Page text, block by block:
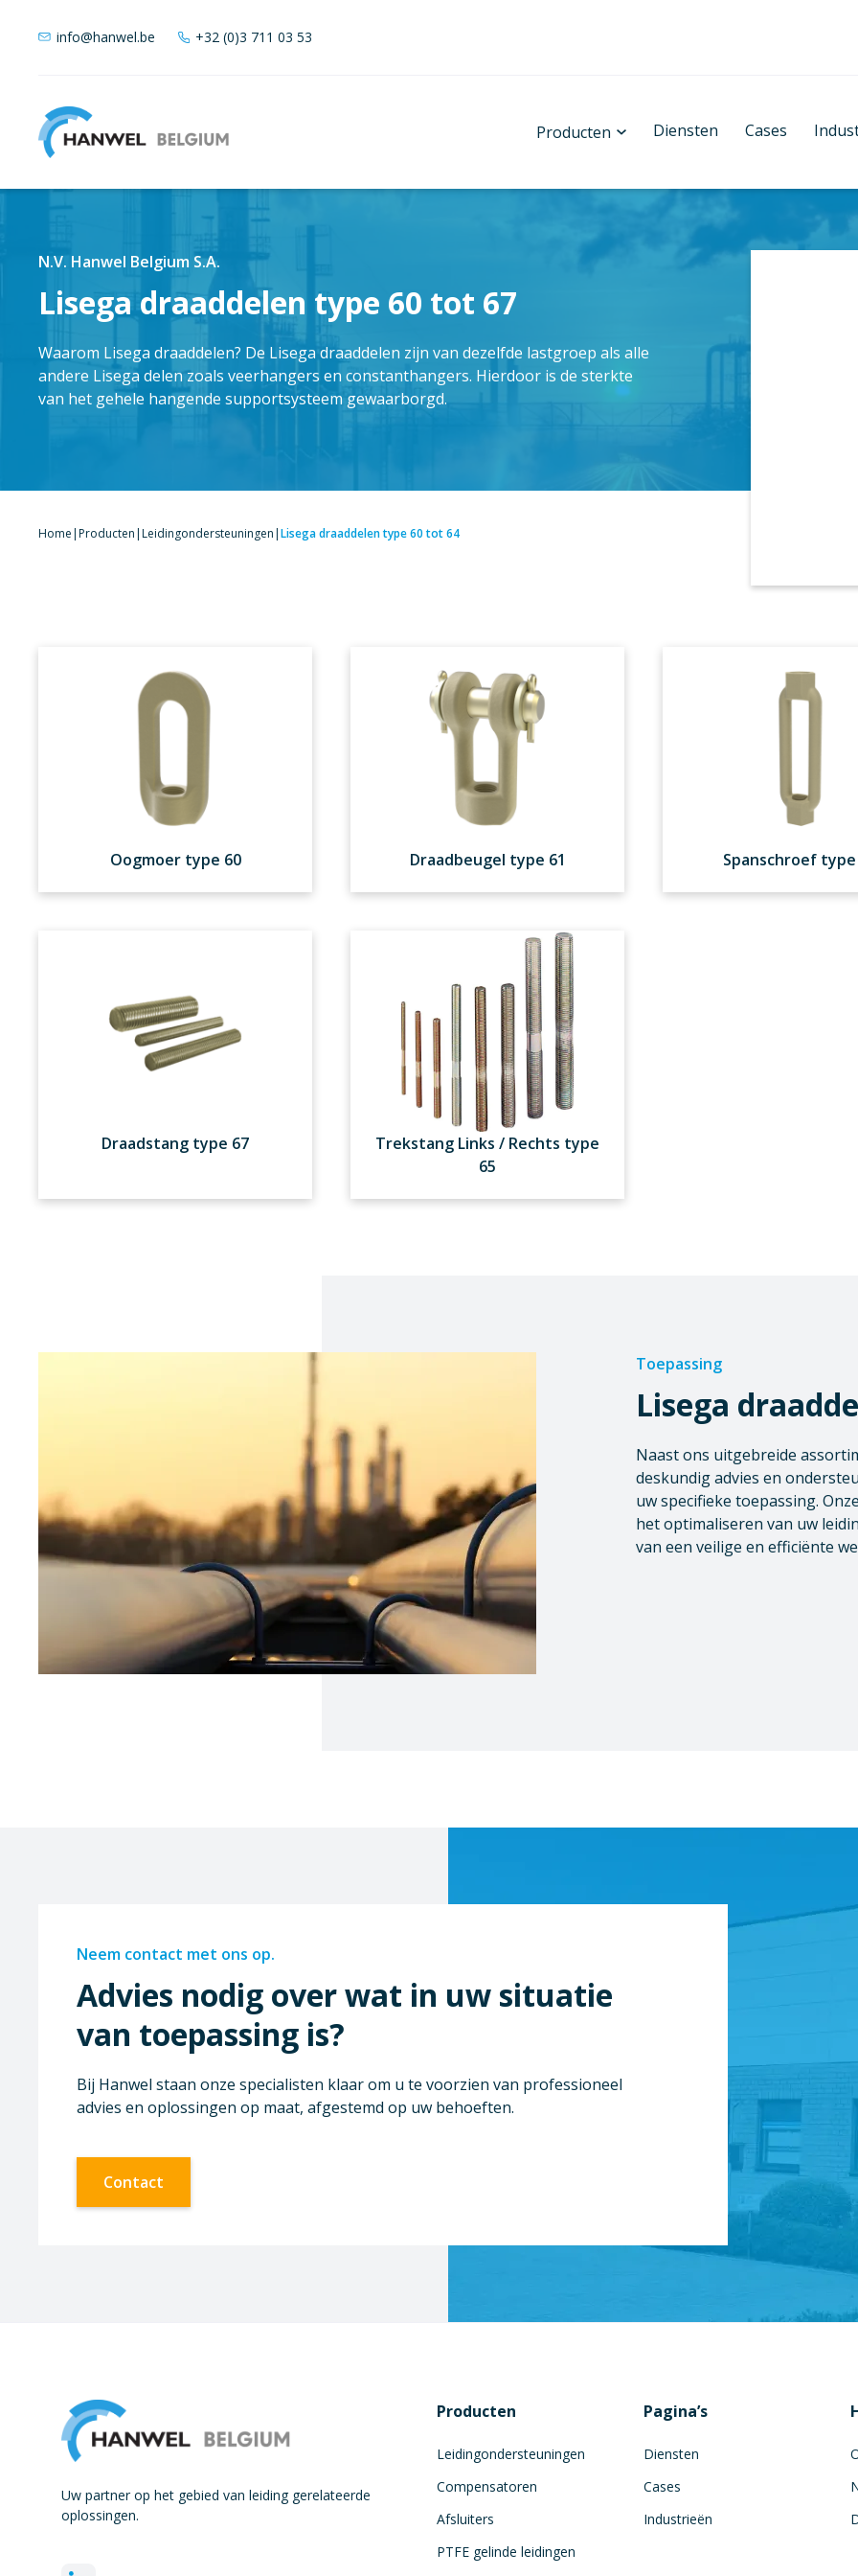
info@hanwel.be +32 (0)3 711 03 53
Producten Diensten Cases
N.V. Hanwel Belgium S.A.
Lisega draaddelen type 60 tot 67
Waarom Lisega draaddelen? De Lisega draaddelen zijn van dezelfde lastgroep als alle
andere Lisega delen zoals veerhangers en constanthangers. Hierdoor is de sterkte
van het gehele hangende supportsysteem gewaarborgd.
Home|Producten|Leidingondersteuningen|Lisega draaddelen type 60 tot 64
Oogmoer type 60 Draadbeugel type 61 Spanschroef type
Draadstang type 67
Trekstang Links / Rechts type
65
Toepassing
Lisega
Naast ons uitgebreide
deskundig advies en
uw specifieke toepassing.
het optimaliseren van uw
van een veilige en efficiënte
Neem contact met ons op.
Advies nodig over wat in uw situatie
van toepassing is?
Bij Hanwel staan onze specialisten klaar om u te voorzien van professioneel
advies en oplossingen op maat, afgestemd op uw behoeften.
Contact
Uw partner op het gebied van leiding gerelateerde
oplossingen.
Producten
Leidingondersteuningen
Compensatoren
Afsluiters
PTFE gelinde leidingen
Pagina’s
Diensten
Cases
Industrieën